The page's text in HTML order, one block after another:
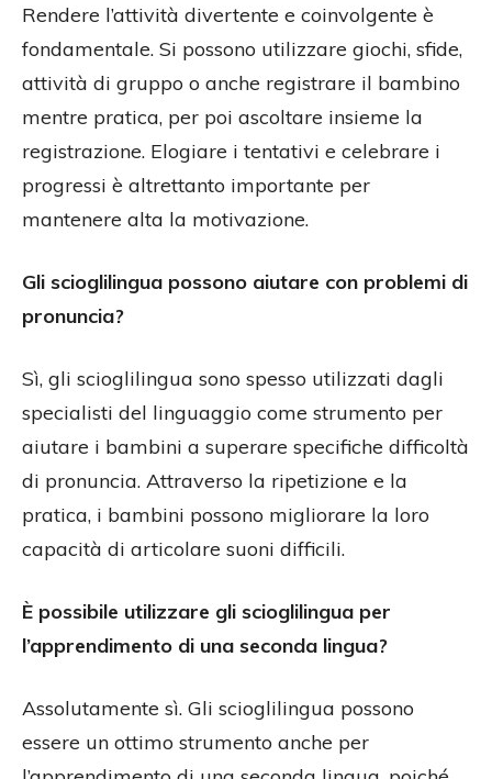
Rendere l’attività divertente e coinvolgente è
fondamentale. Si possono utilizzare giochi, sfide,
attività di gruppo o anche registrare il bambino
mentre pratica, per poi ascoltare insieme la
registrazione. Elogiare i tentativi e celebrare i
progressi è altrettanto importante per
mantenere alta la motivazione.
Gli scioglilingua possono aiutare con problemi di
pronuncia?
Sì, gli scioglilingua sono spesso utilizzati dagli
specialisti del linguaggio come strumento per
aiutare i bambini a superare specifiche difficoltà
di pronuncia. Attraverso la ripetizione e la
pratica, i bambini possono migliorare la loro
capacità di articolare suoni difficili.
È possibile utilizzare gli scioglilingua per
l’apprendimento di una seconda lingua?
Assolutamente sì. Gli scioglilingua possono
essere un ottimo strumento anche per